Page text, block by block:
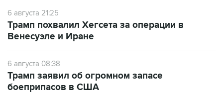
6 августа 21:25
Трамп похвалил Хегсета за операции в
Венесуэле и Иране
6 августа 08:38
Трамп заявил об огромном запасе
боеприпасов в США